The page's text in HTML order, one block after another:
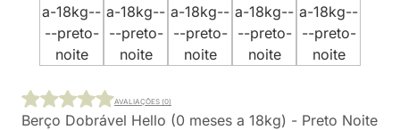
Berço Dobrável Hello (0 meses a 18kg) - Preto Noite
AVALIAÇÕES (0)